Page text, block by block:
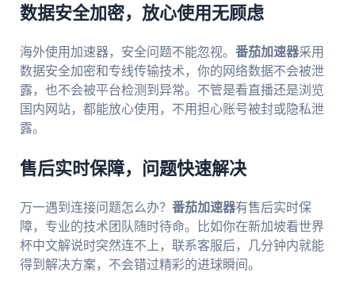
数据安全加密，放心使用无顾虑
海外使用加速器，安全问题不能忽视。 番茄加速器采用
数据安全加密和专线传输技术，你的网络数据不会被泄
露，也不会被平台检测到异常。不管是看直播还是浏览
国内网站，都能放心使用，不用担心账号被封或隐私泄
露。
售后实时保障，问题快速解决
万一遇到连接问题怎么办？ 番茄加速器有售后实时保
障，专业的技术团队随时待命。比如你在新加坡看世界
杯中文解说时突然连不上，联系客服后，几分钟内就能
得到解决方案，不会错过精彩的进球瞬间。